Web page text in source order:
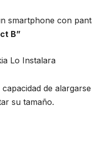
smartphone con
B”
Lo Instalara
de
su tamaño.